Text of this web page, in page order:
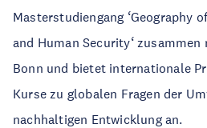
Masterstudiengang ‘Geography
and Human Security‘
Bonn und bietet internationale
Kurse zu globalen Fragen der
nachhaltigen Entwicklung an.